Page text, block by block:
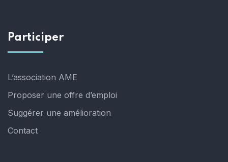
Participer
L’association AME
Proposer une offre d’emploi
Suggérer une amélioration
Contact